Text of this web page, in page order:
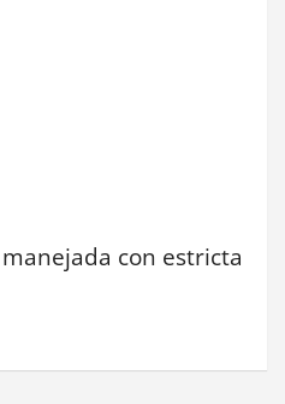
con estricta